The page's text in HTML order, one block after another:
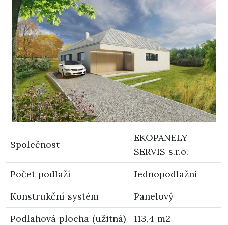
Společnost
EKOPANELY
SERVIS s.r.o.
Počet podlaží
Jednopodlažní
Konstrukční systém
Panelový
Podlahová plocha (užitná)
113,4 m2